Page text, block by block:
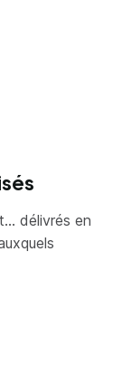
de
délivrés en